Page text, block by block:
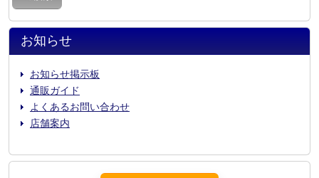
お知らせ
お知らせ掲示板
通販ガイド
よくあるお問い合わせ
店舗案内